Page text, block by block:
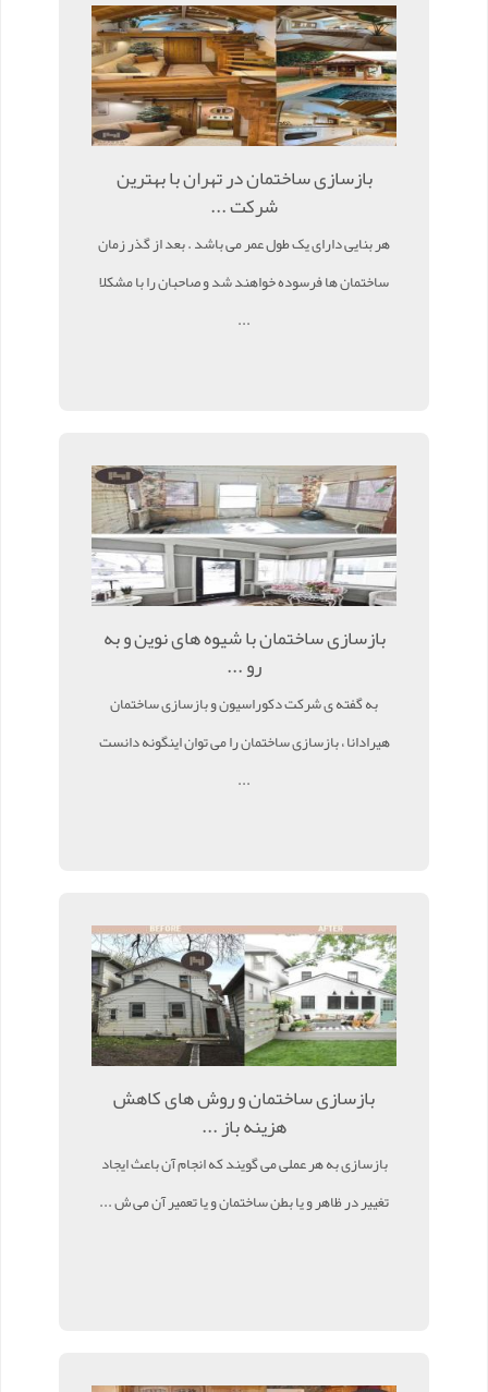
بازسازی ساختمان در تهران با بهترین
شرکت ...
هر بنایی دارای یک طول عمر می باشد . بعد از گذر زمان
ساختمان ها فرسوده خواهند شد و صاحبان را با مشکلا
...
بازسازی ساختمان با شیوه های نوین و به
رو ...
به گفته ی شرکت دکوراسیون و بازسازی ساختمان
هیرادانا ، بازسازی ساختمان را می توان اینگونه دانست
...
بازسازی ساختمان و روش های کاهش
هزینه باز ...
بازسازی به هر عملی می گویند که انجام آن باعث ایجاد
تغییر در ظاهر و یا بطن ساختمان و یا تعمیر آن می ش ...